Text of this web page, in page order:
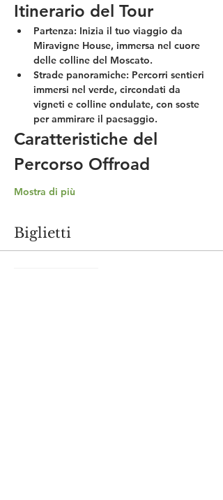
Itinerario del Tour
Partenza: Inizia il tuo viaggio da
Miravigne House, immersa nel cuore
delle colline del Moscato.
Strade panoramiche: Percorri sentieri
immersi nel verde, circondati da
vigneti e colline ondulate, con soste
per ammirare il paesaggio.
Caratteristiche del
Percorso Offroad
Mostra di più
Biglietti